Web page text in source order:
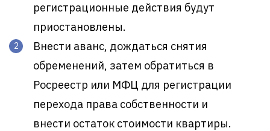
регистрационные действия будут
приостановлены.
Внести аванс, дождаться снятия
обременений, затем обратиться в
Росреестр или МФЦ для регистрации
перехода права собственности и
внести остаток стоимости квартиры.